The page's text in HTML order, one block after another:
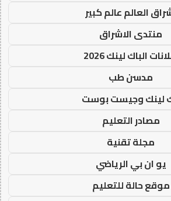
العالم عالم كبير
منتدى الاشراق
الباك لينك 2026
مدسن طب
لينك وجيست بوست
مصادر التعليم
مجلة تقنية
يو ان بي الرياضي
موقع حالة للتعليم